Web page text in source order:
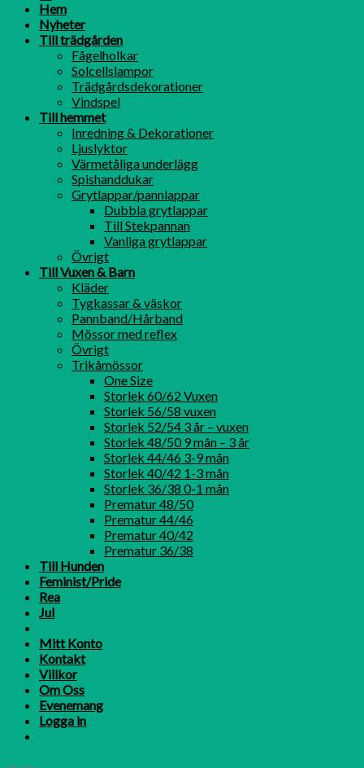
Hem
Nyheter
Till trädgården
Fågelholkar
Solcellslampor
Trädgårdsdekorationer
Vindspel
Till hemmet
Inredning & Dekorationer
Ljuslyktor
Värmetåliga underlägg
Spishanddukar
Grytlappar/pannlappar
Dubbla grytlappar
Till Stekpannan
Vanliga grytlappar
Övrigt
Till Vuxen & Barn
Kläder
Tygkassar & väskor
Pannband/Hårband
Mössor med reflex
Övrigt
Trikåmössor
One Size
Storlek 60/62 Vuxen
Storlek 56/58 vuxen
Storlek 52/54 3 år – vuxen
Storlek 48/50 9 mån – 3 år
Storlek 44/46 3-9 mån
Storlek 40/42 1-3 mån
Storlek 36/38 0-1 mån
Prematur 48/50
Prematur 44/46
Prematur 40/42
Prematur 36/38
Till Hunden
Feminist/Pride
Rea
Jul
Mitt Konto
Kontakt
Villkor
Om Oss
Evenemang
Logga in